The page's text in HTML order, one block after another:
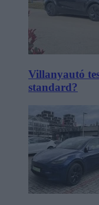
Villanyautó
standard?